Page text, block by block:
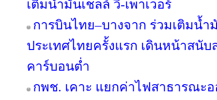
เติมน้ำมันเชลล์ วี-เพาเวอร์
การบินไทย–บางจาก ร่วมเติมน้ำ
ประเทศไทยครั้งแรก เดินหน้าสนั
คาร์บอนต่ำ
กพช. เคาะ แยกค่าไฟสาธารณะ